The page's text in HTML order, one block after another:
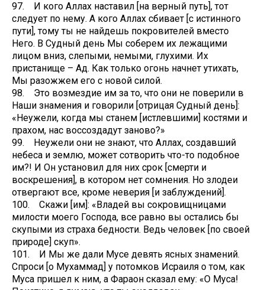
97. И кого Аллах наставил [на верный путь], тот
следует по нему. А кого Аллах сбивает [с истинного
пути], тому ты не найдешь покровителей вместо
Него. В Судный день Мы соберем их лежащими
лицом вниз, слепыми, немыми, глухими. Их
пристанище – Ад. Как только огонь начнет утихать,
Мы разожжем его с новой силой.
98. Это возмездие им за то, что они не поверили в
Наши знамения и говорили [отрицая Судный день]:
«Неужели, когда мы станем [истлевшими] костями и
прахом, нас воссоздадут заново?»
99. Неужели они не знают, что Аллах, создавший
небеса и землю, может сотворить что-то подобное
им?! И Он установил для них срок [смерти и
воскрешения], в котором нет сомнения. Но злодеи
отвергают все, кроме неверия [и заблуждений].
100. Скажи [им]: «Владей вы сокровищницами
милости моего Господа, все равно вы остались бы
скупыми из страха бедности. Ведь человек [по своей
природе] скуп».
101. И Мы же дали Мусе девять ясных знамений.
Спроси [о Мухаммад] у потомков Исраиля о том, как
Муса пришел к ним, а Фараон сказал ему: «О Муса!